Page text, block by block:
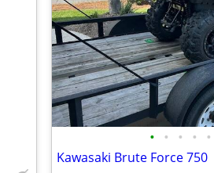
• • • • •
Kawasaki Brute Force 750